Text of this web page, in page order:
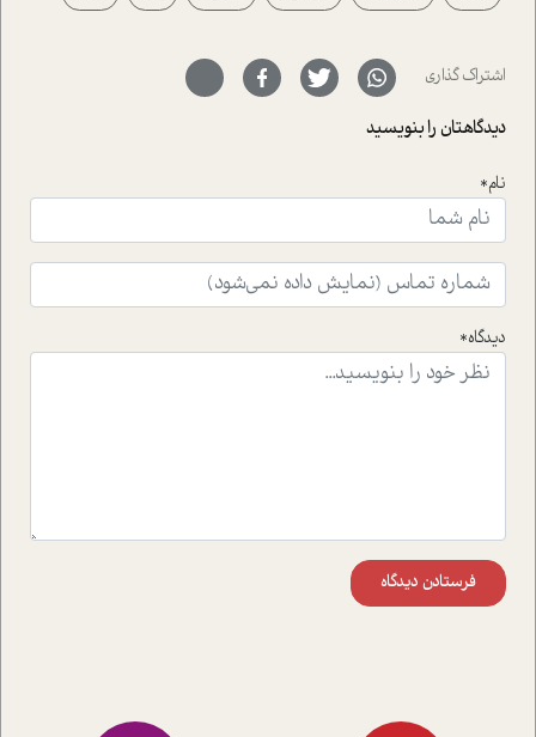
حمیدرضا محتشمی که بیست و پنجمین سال فعالیت حرفه
سر نهاده است و نیز کرامت عزیز زاده؛ سفیر صلح و دوستی که
با رکاب زدن در بیش از هفتاد کشور و کاشتن درخت، به نماد
حمایت از محیط زیست و منابع طبیعی تبدیل گشته
است.فصل روایت اجنبی ها در این شماره به دو موضوع
ای که به زندگی شگفت انگیز جین گودال و تاثیرات کاوش های
ایشان در حوزه ی شامپانزه ها بر زندگی امروزی ما نگاهی
افکنده است.فصل اتاق 333 شما را پای صحبت یک تجربه ی
واقعی در ارتباط با اختلال شخصیت اسکزوئید و مشکلات و نیز
راهکارهای حل آن قرار می دهد که در اتاق درمان اتفاق افتاده
موثرترین راهکارهای استفاده از هوش مصنوعی در حوزه های
اشتراک گذاری
دیدگاهتان را بنویسید
نام*
دیدگاه*
فرستادن دیدگاه